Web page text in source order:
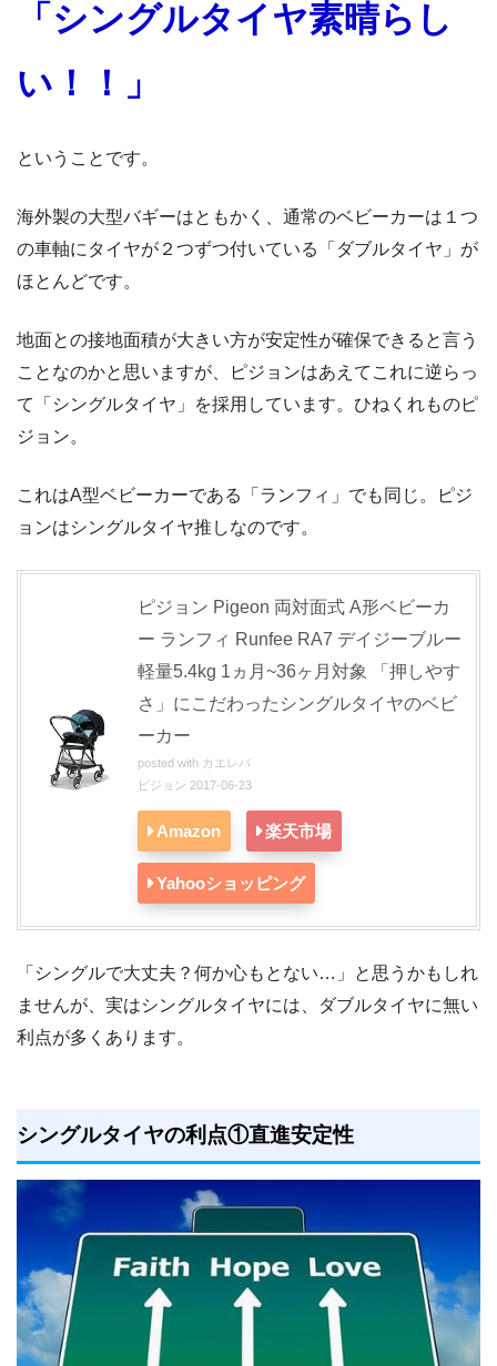
「シングルタイヤ素晴らし
い！！」
ということです。
海外製の大型バギーはともかく、通常のベビーカーは１つ
の車軸にタイヤが２つずつ付いている「ダブルタイヤ」が
ほとんどです。
地面との接地面積が大きい方が安定性が確保できると言う
ことなのかと思いますが、ピジョンはあえてこれに逆らっ
て「シングルタイヤ」を採用しています。ひねくれものピ
ジョン。
これはA型ベビーカーである「ランフィ」でも同じ。ピジ
ョンはシングルタイヤ推しなのです。
ピジョン Pigeon 両対面式 A形ベビーカ
ー ランフィ Runfee RA7 デイジーブルー
軽量5.4kg 1ヵ月~36ヶ月対象 「押しやす
さ」にこだわったシングルタイヤのベビ
ーカー
posted with カエレバ
ピジョン 2017-06-23
Amazon 楽天市場
Yahooショッピング
「シングルで大丈夫？何か心もとない…」と思うかもしれ
ませんが、実はシングルタイヤには、ダブルタイヤに無い
利点が多くあります。
シングルタイヤの利点①直進安定性